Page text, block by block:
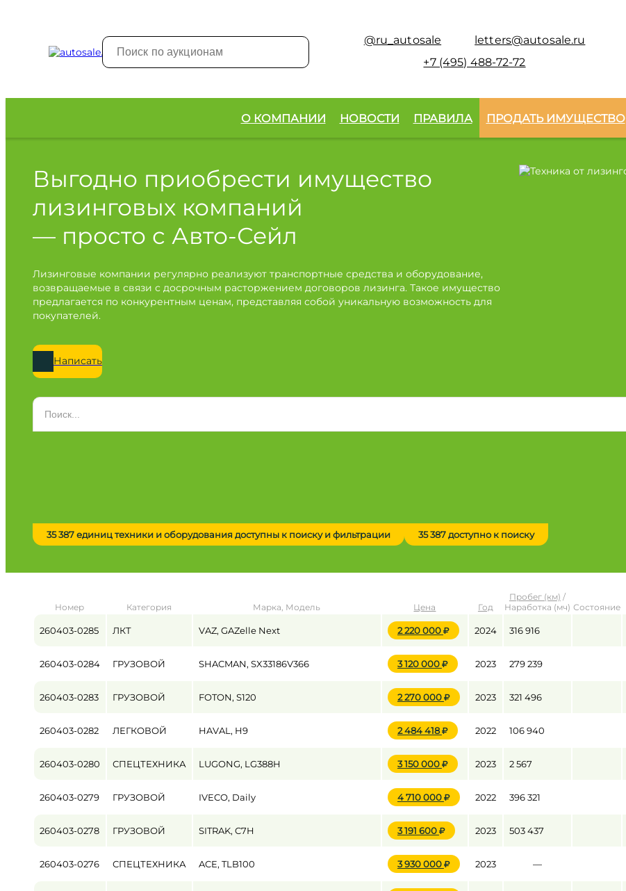
@ru_autosale
letters@autosale.ru
+7 (495) 488-72-72
О КОМПАНИИ НОВОСТИ ПРАВИЛА ПРОДАТЬ ИМУЩЕСТВО
Выгодно приобрести имущество
лизинговых компаний
— просто с Авто-Сейл
Лизинговые компании регулярно реализуют транспортные средства и оборудование,
возвращаемые в связи с досрочным расторжением договоров лизинга. Такое имущество
предлагается по конкурентным ценам, представляя собой уникальную возможность для
покупателей.
Написать
Сначала выберите марку
Город / регион
от до
Цена
35 387 единиц техники и оборудования доступны к поиску и фильтрации 35 387 доступно к поиску
Номер Категория Марка, Модель Цена Год
Пробег (км) /
Наработка (мч) Состояние
260403-0285 ЛКТ VAZ, GAZelle Next 2 220 000 2024 316 916
260403-0284 ГРУЗОВОЙ SHACMAN, SX33186V366 3 120 000 2023 279 239
260403-0283 ГРУЗОВОЙ FOTON, S120 2 270 000 2023 321 496
260403-0282 ЛЕГКОВОЙ HAVAL, H9 2 484 418 2022 106 940
260403-0280 СПЕЦТЕХНИКА LUGONG, LG388H 3 150 000 2023 2 567
260403-0279 ГРУЗОВОЙ IVECO, Daily 4 710 000 2022 396 321
260403-0278 ГРУЗОВОЙ SITRAK, C7H 3 191 600 2023 503 437
260403-0276 СПЕЦТЕХНИКА ACE, TLB100 3 930 000 2023 —